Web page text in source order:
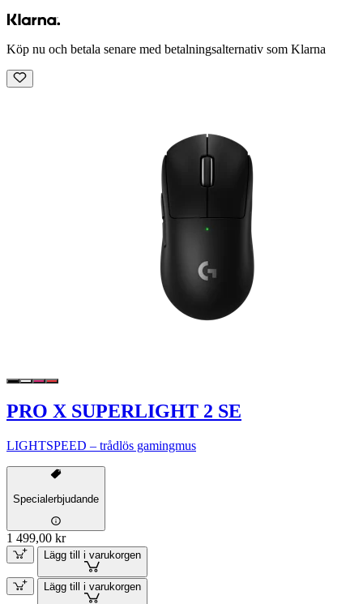
Köp nu och betala senare med betalningsalternativ som Klarna
PRO X SUPERLIGHT 2 SE
LIGHTSPEED – trådlös gamingmus
Specialerbjudande
1 499,00 kr
Lägg till i varukorgen
Lägg till i varukorgen